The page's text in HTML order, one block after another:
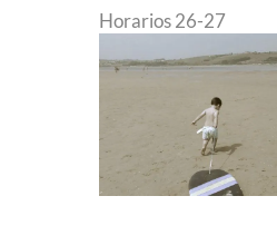
Horarios 26-27